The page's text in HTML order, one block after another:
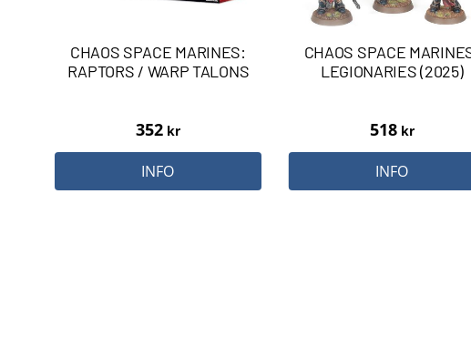
CHAOS SPACE MARINES:
RAPTORS / WARP TALONS
352kr
INFO
CHAOS SPACE
LEGIONARIES (2025)
518kr
INFO